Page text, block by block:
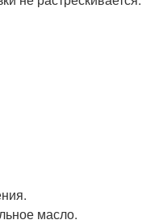
масло.